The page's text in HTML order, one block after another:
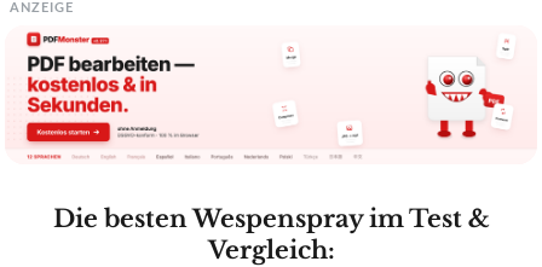
ANZEIGE
Die besten Wespenspray im Test &
Vergleich: